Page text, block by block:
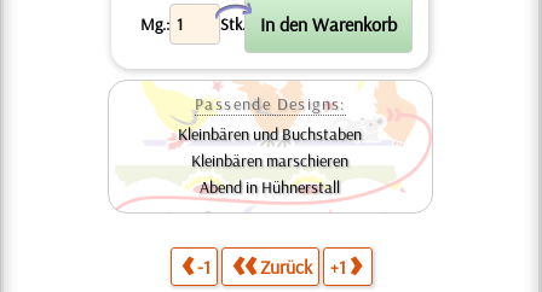
Mg.: Stk.
X
Passende Designs:
Kleinbären und Buchstaben
Kleinbären marschieren
Abend in Hühnerstall
-1 Zurück +1